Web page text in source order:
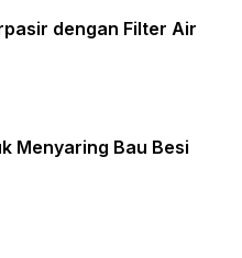
dengan Filter Air
Menyaring Bau Besi